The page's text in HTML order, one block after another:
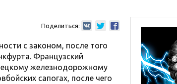
Поделиться:
с законом, после того
Французский
железнодорожному
сапогах, после чего